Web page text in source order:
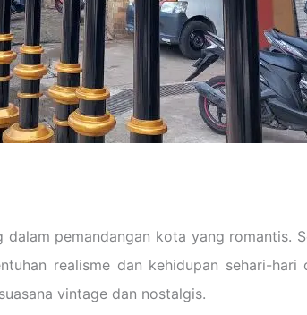
pemandangan kota yang romantis.
realisme dan kehidupan sehari-
vintage dan nostalgis.